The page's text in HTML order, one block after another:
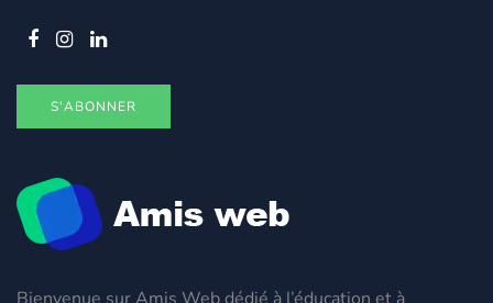
Bienvenue sur Amis Web dédié à l’éducation et à
S'ABONNER